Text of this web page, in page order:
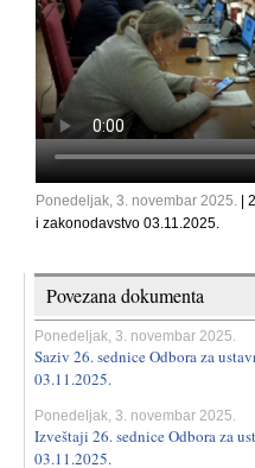
Ponedeljak, 3. novembar 2025.
|
i zakonodavstvo 03.11.2025.
Povezana dokumenta
Ponedeljak, 3. novembar 2025.
Saziv 26. sednice Odbora za
03.11.2025.
Ponedeljak, 3. novembar 2025.
Izveštaji 26. sednice Odbora za
03.11.2025.